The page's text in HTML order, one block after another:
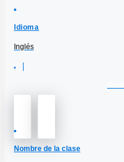
Idioma
Inglés
Nombre de la clase